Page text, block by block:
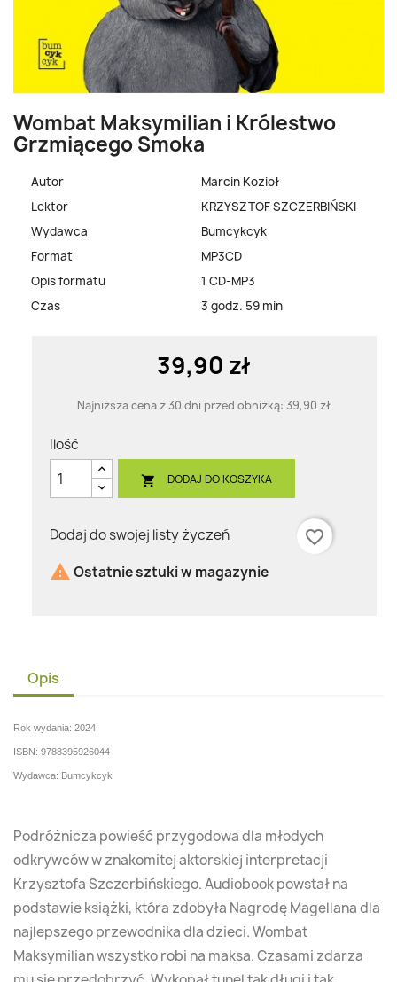
Wombat Maksymilian i Królestwo
Grzmiącego Smoka
Autor
Marcin Kozioł
Lektor
KRZYSZTOF SZCZERBIŃSKI
Wydawca
Bumcykcyk
Format
MP3CD
Opis formatu
1 CD-MP3
Czas
3 godz. 59 min
39,90 zł
Najniższa cena z 30 dni przed obniżką: 39,90 zł
Ilość
 DODAJ DO KOSZYKA
Dodaj do swojej listy życzeń
favorite_border
 Ostatnie sztuki w magazynie
Opis
Rok wydania: 2024
ISBN: 9788395926044
Wydawca: Bumcykcyk
Podróżnicza powieść przygodowa dla młodych
odkrywców w znakomitej aktorskiej interpretacji
Krzysztofa Szczerbińskiego. Audiobook powstał na
podstawie książki, która zdobyła Nagrodę Magellana dla
najlepszego przewodnika dla dzieci. Wombat
Maksymilian wszystko robi na maksa. Czasami zdarza